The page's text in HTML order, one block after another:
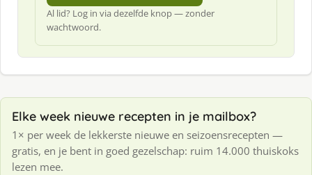
Al lid? Log in via dezelfde knop — zonder
wachtwoord.
Elke week nieuwe recepten in je mailbox?
1× per week de lekkerste nieuwe en seizoensrecepten —
gratis, en je bent in goed gezelschap: ruim 14.000 thuiskoks
lezen mee.